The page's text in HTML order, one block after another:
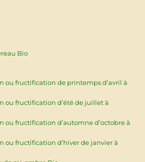
Bio
ou fructification de printemps d’avril à
ou fructification d’été de juillet à
ou fructification d’automne d’octobre à
ou fructification d’hiver de janvier à